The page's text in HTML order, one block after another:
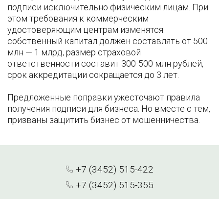
подписи исключительно физическим лицам. При
этом требования к коммерческим
удостоверяющим центрам изменятся:
собственный капитал должен составлять от 500
млн — 1 млрд, размер страховой
ответственности составит 300-500 млн рублей,
срок аккредитации сокращается до 3 лет.
Предложенные поправки ужесточают правила
получения подписи для бизнеса. Но вместе с тем,
призваны защитить бизнес от мошенничества.
+7 (3452) 515-422
+7 (3452) 515-355